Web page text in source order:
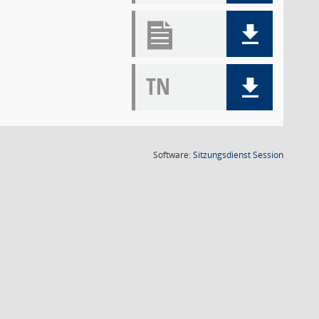
TN
Software:SitzungsdienstSession(Wird in